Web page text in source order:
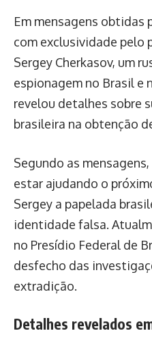
Em mensagens obtidas
com exclusividade pelo
Sergey Cherkasov, um
espionagem no Brasil e
revelou detalhes sobre
brasileira na obtenção
Segundo as
estar ajudando o
Sergey a papelada
identidade falsa.
no Presídio Federal de
desfecho das
extradição.
Detalhes revelados